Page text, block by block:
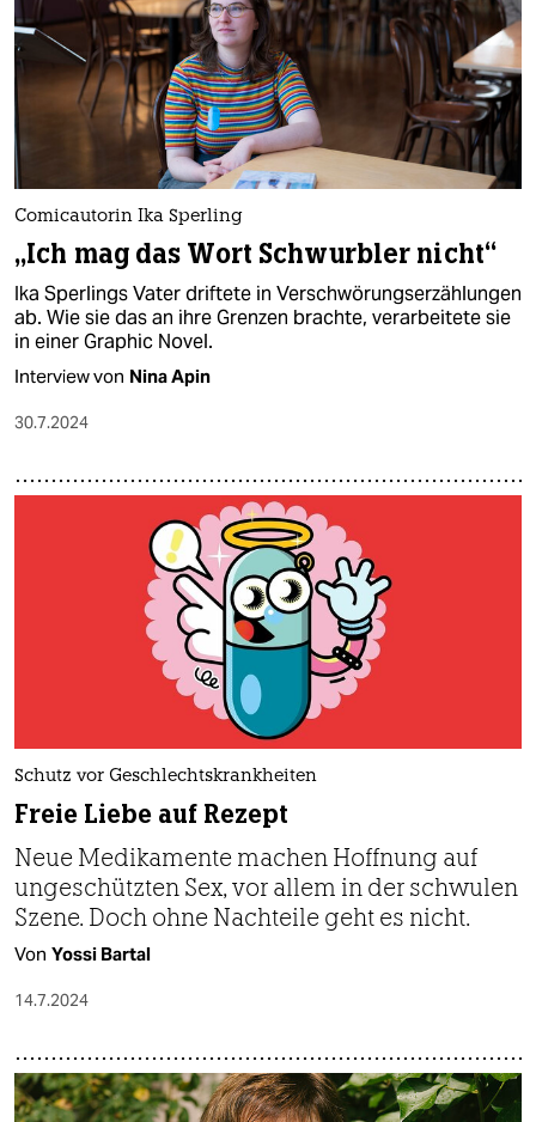
Comicautorin Ika Sperling
„Ich mag das Wort Schwurbler nicht“
Ika Sperlings Vater driftete in Verschwörungserzählungen
ab. Wie sie das an ihre Grenzen brachte, verarbeitete sie
in einer Graphic Novel.
Interview von Nina Apin
30.7.2024
Schutz vor Geschlechtskrankheiten
Freie Liebe auf Rezept
Neue Medi­kamente machen Hoffnung auf
unge­schützten Sex, vor allem in der schwulen
Szene. Doch ohne Nachteile geht es nicht.
Von Yossi Bartal
14.7.2024